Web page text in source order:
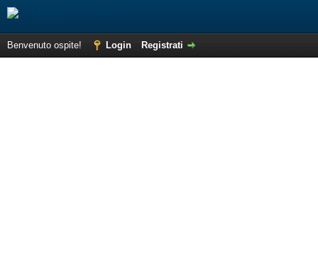
Benvenuto ospite! Login Registrati